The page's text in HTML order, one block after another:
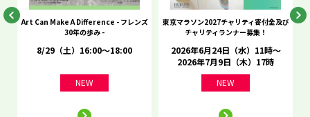
Art Can Make A Difference - フレンズ
30年の歩み -
8/29（土）16:00～18:00
NEW
東京マラソン2027チャリティ寄付金及び
チャリティランナー募集！
2026年6月24日（水）11時～
2026年7月9日（木）17時
NEW